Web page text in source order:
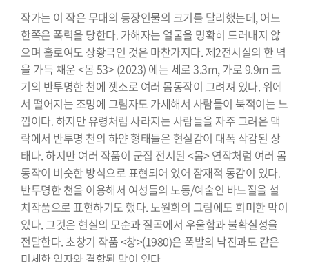
작가는 이 작은 무대의 등장인물의 크기를 달리했는데, 어느
한쪽은 폭력을 당한다. 가해자는 얼굴을 명확히 드러내지 않
으며 홀로여도 상황극인 것은 마찬가지다. 제2전시실의 한 벽
을 가득 채운 <몸 53> (2023) 에는 세로 3.3m, 가로 9.9m 크
기의 반투명한 천에 젯소로 여러 몸동작이 그려져 있다. 위에
서 떨어지는 조명에 그림자도 가세해서 사람들이 북적이는 느
낌이다. 하지만 유령처럼 사라지는 사람들을 자주 그려온 맥
락에서 반투명 천의 하얀 형태들은 현실감이 대폭 삭감된 상
태다. 하지만 여러 작품이 군집 전시된 <몸> 연작처럼 여러 몸
동작이 비슷한 방식으로 표현되어 있어 잠재적 동감이 있다.
반투명한 천을 이용해서 여성들의 노동/예술인 바느질을 설
치작품으로 표현하기도 했다. 노원희의 그림에도 희미한 막이
있다. 그것은 현실의 모순과 질곡에서 우울함과 불확실성을
전달한다. 초창기 작품 <창>(1980)은 폭발의 낙진과도 같은